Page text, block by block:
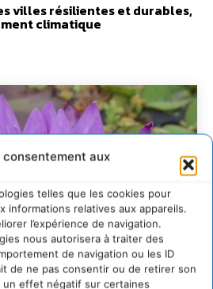
consentement aux
telles que les cookies pour
informations relatives aux appareils.
l’expérience de navigation.
nous autorisera à traiter des
de navigation ou les ID
de ne pas consentir ou de retirer son
effet négatif sur certaines
villes résilientes et durables,
climatique